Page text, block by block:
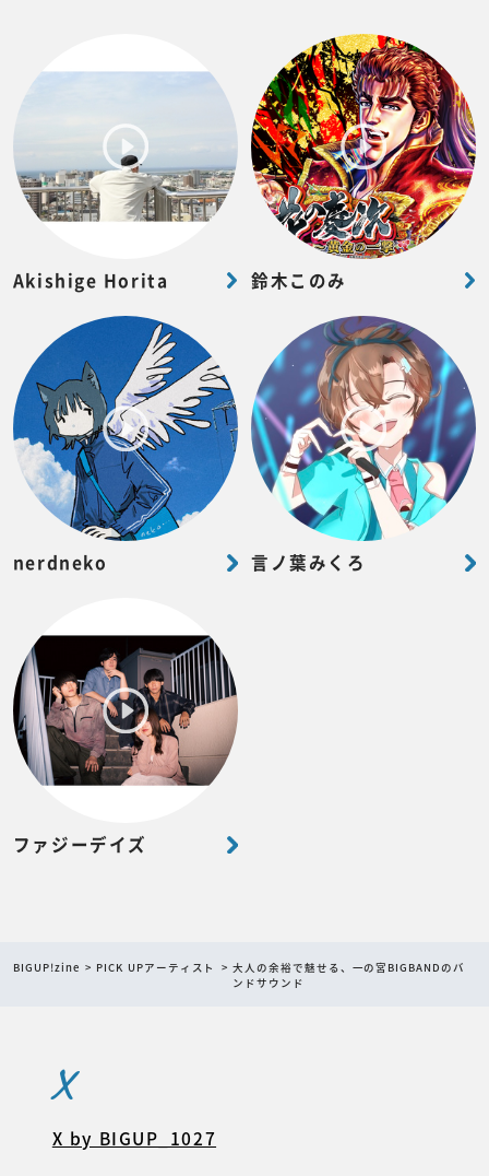
Akishige Horita 鈴木このみ
nerdneko 言ノ葉みくろ
ファジーデイズ
BIGUP!zine PICK UPアーティスト
大人の余裕で魅せる、一の宮BIGBANDのバ
ンドサウンド
X
X by BIGUP_1027